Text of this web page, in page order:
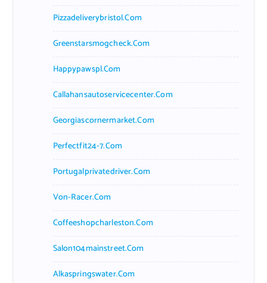
Pizzadeliverybristol.com
Greenstarsmogcheck.com
Happypawspl.com
Callahansautoservicecenter.com
Georgiascornermarket.com
Perfectfit24-7.com
Portugalprivatedriver.com
Von-Racer.com
Coffeeshopcharleston.com
Salon104mainstreet.com
Alkaspringswater.com